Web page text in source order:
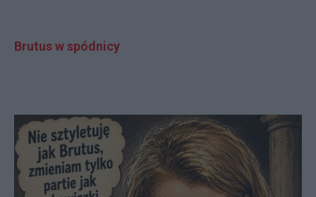
Brutus w spódnicy